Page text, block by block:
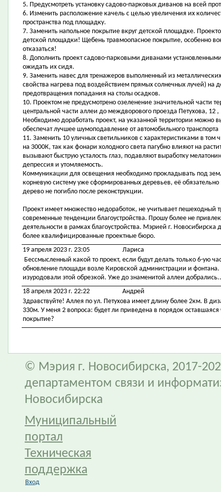
5. Предусмотреть установку садово-парковых диванов на всей
6. Изменить расположение качель с целью увеличения их
пространства под площадку.
7. Заменить напольное покрытие вкруг детской площадке.
детской площадки! Щебень травмоопасное покрытие, особенно
отказаться!
8. Дополнить проект садово-парковыми диванами
ожидать их сидя.
9. Заменить навес для тренажеров выполненный из
свойства нагрева под воздействием прямых солнечных лучей) на
предотвращения попадания на столы осадков.
10. Проектом не предусмотрено озеленение значительной части
центральной части аллеи до междворового проезда Петухова, 12
Необходимо доработать проект, на указанной территории можно
обеспечат лучшее шумоподавление от автомобильного транспорта
11. Заменить 10 уличных светильников с характеристиками в том
на 3000К, так как фонари холодного света пагубно влияют на
вызывают быструю усталость глаз, подавляют выработку
депрессия и утомляемость.
Коммуникации для освещения необходимо прокладывать под
корневую систему уже сформированных деревьев, её
дерево не погибло после реконструкции.
Проект имеет множество недоработок, не учитывает пешеходный
современные тенденции благоустройства. Прошу более не
деятельности в рамках благоустройства. Мэрией г. Новосибирска
более квалифицированные проектные бюро.
19 апреля 2023 г. 23:05
Лариса
Бессмысленный какой то проект, если будут делать только 6-ую
обновление площади возле Кировской администрации и фонтана.
изуродовали этой обрезкой. Уже до знаменитой аллеи
18 апреля 2023 г. 22:22
Андрей
Здравствуйте! Аллея по ул. Петухова имеет длину более 2км. В
330м. У меня 2 вопроса: будет ли приведена в порядок оставшаяся
покрытие?
© Мэрия г. Новосибирска, 2017-
департаментом связи и
Новосибирска
Муниципальный
портал
Техническая
поддержка
Вход